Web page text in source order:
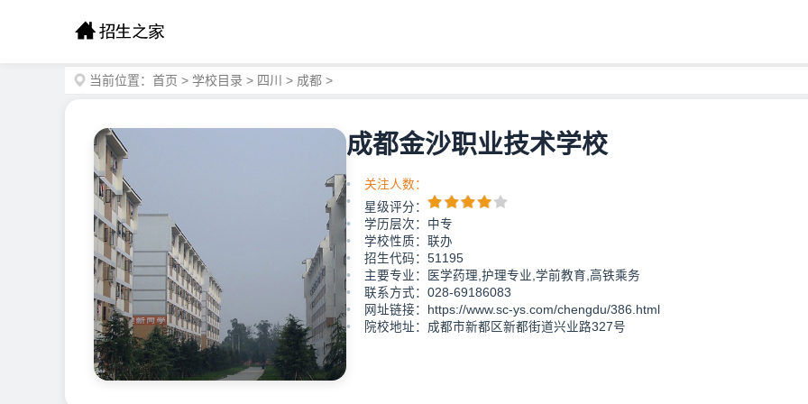
当前位置： 首页 > 学校目录 > 四川 > 成都 >
成都金沙职业技术学校
关注人数：
星级评分：
学历层次：中专
学校性质：联办
招生代码：51195
主要专业：医学药理,护理专业,学前教育,高铁乘务
联系方式：028-69186083
网址链接：https://www.sc-ys.com/chengdu/386.html
院校地址：成都市新都区新都街道兴业路327号